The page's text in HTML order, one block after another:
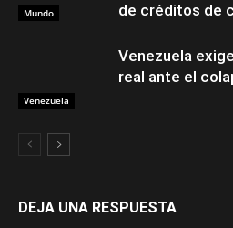
Mundo
de créditos de
Venezuela
Venezuela
real ante el
DEJA UNA RESPUESTA